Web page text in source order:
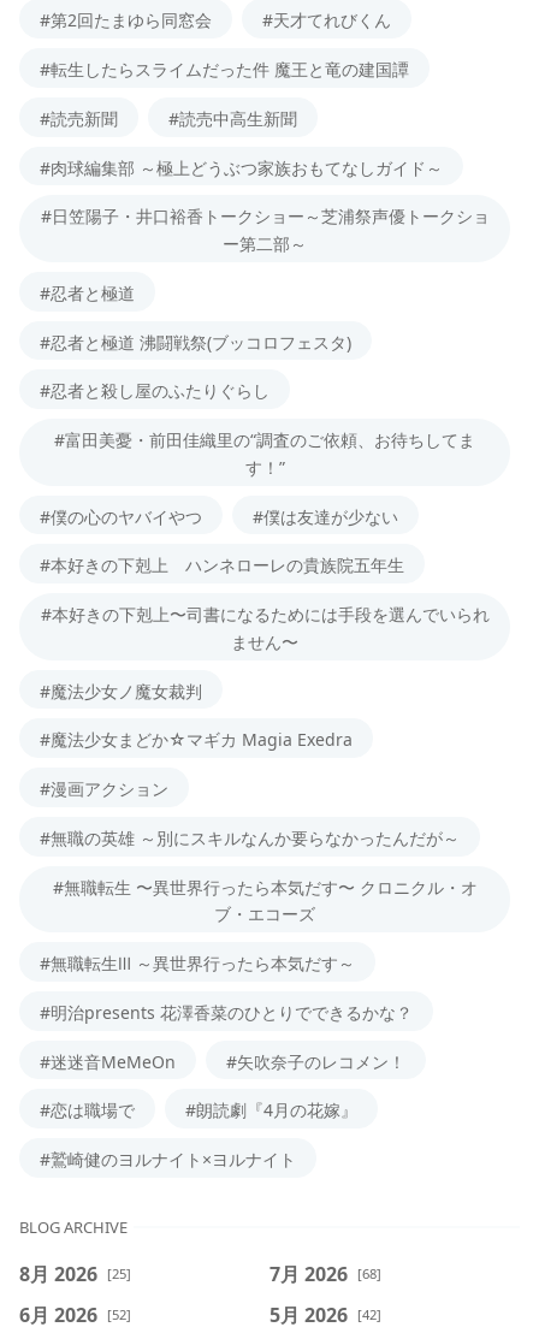
#第2回たまゆら同窓会 #天才てれびくん
#転生したらスライムだった件 魔王と竜の建国譚
#読売新聞 #読売中高生新聞
#肉球編集部 ～極上どうぶつ家族おもてなしガイド～
#日笠陽子・井口裕香トークショー～芝浦祭声優トークショ
ー第二部～
#忍者と極道
#忍者と極道 沸闘戦祭(ブッコロフェスタ)
#忍者と殺し屋のふたりぐらし
#富田美憂・前田佳織里の“調査のご依頼、お待ちしてま
す！”
#僕の心のヤバイやつ #僕は友達が少ない
#本好きの下剋上 ハンネローレの貴族院五年生
#本好きの下剋上〜司書になるためには手段を選んでいられ
ません〜
#魔法少女ノ魔女裁判
#魔法少女まどか☆マギカ Magia Exedra
#漫画アクション
#無職の英雄 ～別にスキルなんか要らなかったんだが～
#無職転生 〜異世界行ったら本気だす〜 クロニクル・オ
ブ・エコーズ
#無職転生Ⅲ ～異世界行ったら本気だす～
#明治presents 花澤香菜のひとりでできるかな？
#迷迷音MeMeOn #矢吹奈子のレコメン！
#恋は職場で #朗読劇『4月の花嫁』
#鷲崎健のヨルナイト×ヨルナイト
BLOG ARCHIVE
8月 2026 [25] 7月 2026 [68]
6月 2026 [52] 5月 2026 [42]